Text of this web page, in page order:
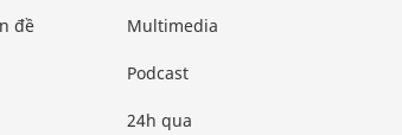
đề Multimedia
Podcast
24h qua